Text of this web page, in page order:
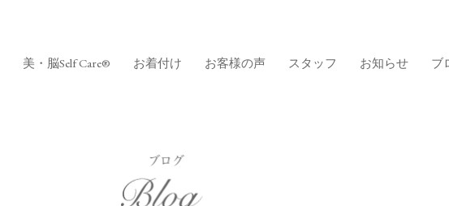
美・脳Self Care® お着付け お客様の声 スタッフ お知らせ ブ